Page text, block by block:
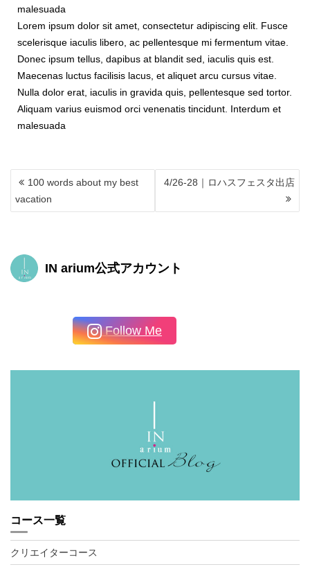
malesuada
Lorem ipsum dolor sit amet, consectetur adipiscing elit. Fusce
scelerisque iaculis libero, ac pellentesque mi fermentum vitae.
Donec ipsum tellus, dapibus at blandit sed, iaculis quis est.
Maecenas luctus facilisis lacus, et aliquet arcu cursus vitae.
Nulla dolor erat, iaculis in gravida quis, pellentesque sed tortor.
Aliquam varius euismod orci venenatis tincidunt. Interdum et
malesuada
投
稿
ナ
ー
シ
ョ
100 words about my best
vacation
4/26-28｜ロハスフェスタ出店
IN arium公式アカウント
Follow Me
コース一覧
クリエイターコース